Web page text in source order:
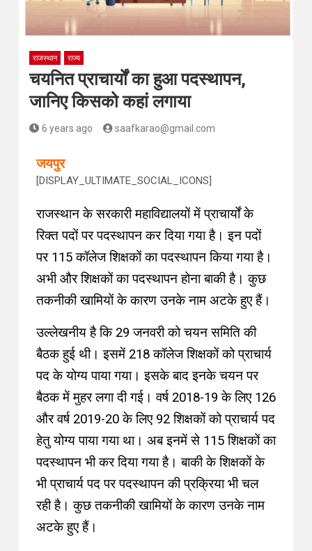
राजस्थान राज्य
चयनित प्राचार्यों का हुआ पदस्थापन,
जानिए किसको कहां लगाया
6 years ago saafkarao@gmail.com
जयपुर
[DISPLAY_ULTIMATE_SOCIAL_ICONS]
राजस्थान के सरकारी महाविद्यालयों में प्राचार्यों के
रिक्त पदों पर पदस्थापन कर दिया गया है। इन पदों
पर 115 कॉलेज शिक्षकों का पदस्थापन किया गया है।
अभी और शिक्षकों का पदस्थापन होना बाकी है। कुछ
तकनीकी खामियों के कारण उनके नाम अटके हुए हैं।
उल्लेखनीय है कि 29 जनवरी को चयन समिति की
बैठक हुई थी। इसमें 218 कॉलेज शिक्षकों को प्राचार्य
पद के योग्य पाया गया। इसके बाद इनके चयन पर
बैठक में मुहर लगा दी गई। वर्ष 2018-19 के लिए 126
और वर्ष 2019-20 के लिए 92 शिक्षकों को प्राचार्य पद
हेतु योग्य पाया गया था। अब इनमें से 115 शिक्षकों का
पदस्थापन भी कर दिया गया है। बाकी के शिक्षकों के
भी प्राचार्य पद पर पदस्थापन की प्रक्रिया भी चल
रही है। कुछ तकनीकी खामियों के कारण उनके नाम
अटके हुए हैं।